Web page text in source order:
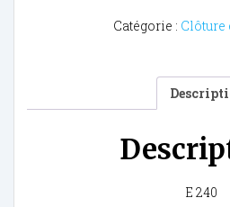
Catégorie : Clôture
E 240